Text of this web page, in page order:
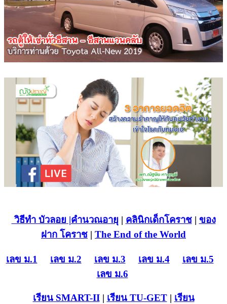
วิธีทำ บัวลอย |คำนวณอายุ | คลินิกเด็กโคราช| ของ
ฝาก โคราช | The End of the World
เลข ม.1 เลข ม.2 เลข ม.3 เลข ม.4
เลข ม.5
เลข ม.6
เรียน SMART-II| เรียน TU-GET| เรียน